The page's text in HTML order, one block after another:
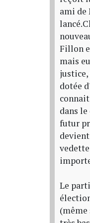
ami de
Fillon
mais
dotée
dans
futur
Le